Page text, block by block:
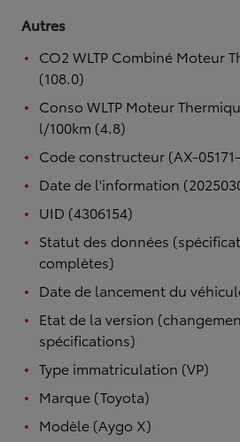
Autres
CO2 WLTP Combiné Moteur
(108.0)
Conso WLTP Moteur
l/100km (4.8)
Code constructeur (AX-
Date de l'information
UID (4306154)
Statut des données
complètes)
Date de lancement du
Etat de la version
spécifications)
Type immatriculation (VP)
Marque (Toyota)
Modèle (Aygo X)